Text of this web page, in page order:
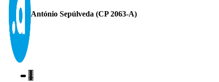
António Sepúlveda (CP 2063-A)